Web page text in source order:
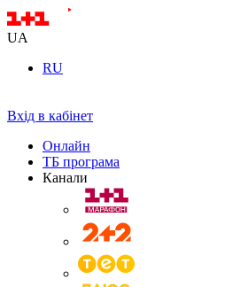
UA
RU
Вхід в кабінет
Онлайн
ТБ програма
Канали